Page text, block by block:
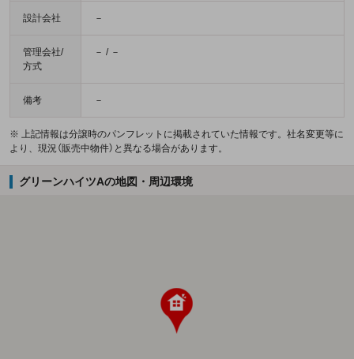
設計会社 －
管理会社/
方式
－ / －
備考 －
※ 上記情報は分譲時のパンフレットに掲載されていた情報です。社名変更等に
より、現況（販売中物件）と異なる場合があります。
グリーンハイツAの地図・周辺環境